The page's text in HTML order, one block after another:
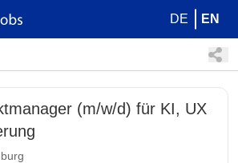
DE EN
(m/w/d) für KI, UX